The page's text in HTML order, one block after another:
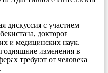
дискуссия с участием
докторов
и медицинских наук.
изменения в
требуют от человека